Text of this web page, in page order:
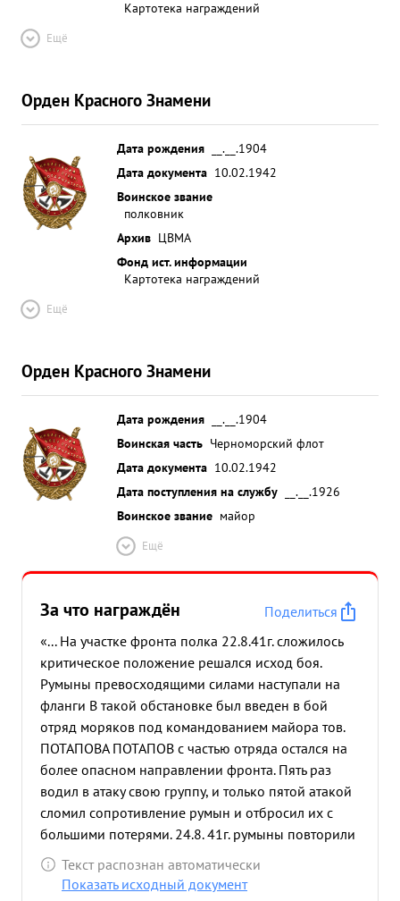
Картотека награждений
Ещё
Орден Красного Знамени
Дата рождения
__.__.1904
Дата документа 10.02.1942
Воинское звание
полковник
Архив ЦВМА
Фонд ист. информации
Картотека награждений
Ещё
Орден Красного Знамени
Дата рождения
__.__.1904
Воинская часть Черноморский флот
Дата документа 10.02.1942
Дата поступления на службу
__.__.1926
Воинское звание майор
Ещё
За что награждён
Поделиться
«... На участке фронта полка 22.8.41г. сложилось
критическое положение решался исход боя.
Румыны превосходящими силами наступали на
фланги В такой обстановке был введен в бой
отряд моряков под командованием майора тов.
ПОТАПОВА ПОТАПОВ с частью отряда остался на
более опасном направлении фронта. Пять раз
водил в атаку свою группу, и только пятой атакой
сломил сопротивление румын и отбросил их с
большими потерями. 24.8. 41г. румыны повторили
нступление а отважный майор ПОТАПОВ
повторил атаки. В двух атаках уничтожил до роты
Текст распознан автоматически
Показать исходный документ